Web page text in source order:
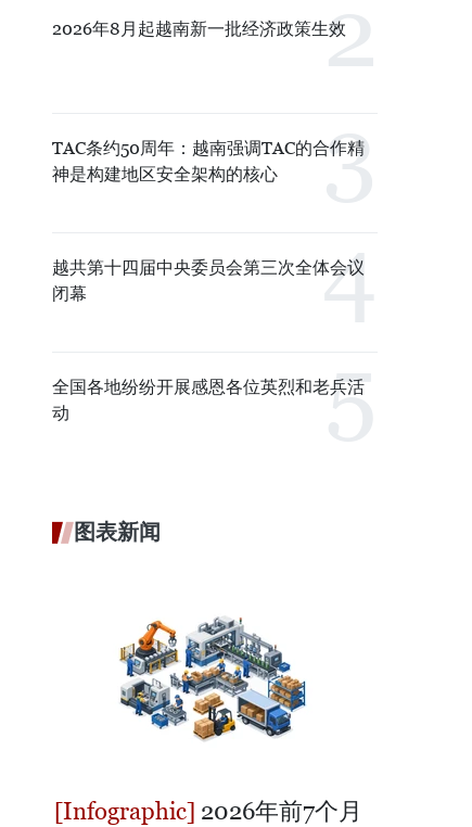
2026年8月起越南新一批经济政策生效
TAC条约50周年：越南强调TAC的合作精
神是构建地区安全架构的核心
越共第十四届中央委员会第三次全体会议
闭幕
全国各地纷纷开展感恩各位英烈和老兵活
动
图表新闻
2026年前7个月